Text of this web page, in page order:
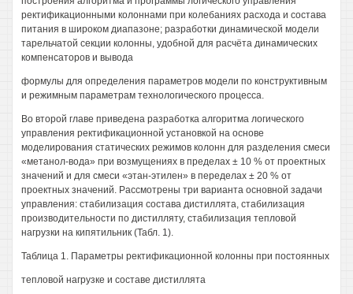
ректификационными колоннами при колебаниях расхода и состава
питания в широком диапазоне; разработки динамической модели
тарельчатой секции колонны, удобной для расчёта динамических
компенсаторов и вывода
формулы для определения параметров модели по конструктивным
и режимным параметрам технологического процесса.
Во второй главе приведена разработка алгоритма логического
управления ректификационной установкой на основе
моделирования статических режимов колонн для разделения смеси
«метанол-вода» при возмущениях в пределах ± 10 % от проектных
значений и для смеси «этан-этилен» в переделах ± 20 % от
проектных значений. Рассмотрены три варианта основной задачи
управления: стабилизация состава дистиллята, стабилизация
производительности по дистилляту, стабилизация тепловой
нагрузки на кипятильник (Табл. 1).
Таблица 1. Параметры ректификационной колонны при постоянных
тепловой нагрузке и составе дистиллята